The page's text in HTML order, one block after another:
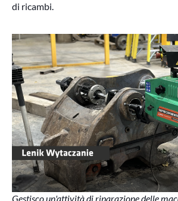
di ricambi.
Gestisco un'attività di riparazione delle